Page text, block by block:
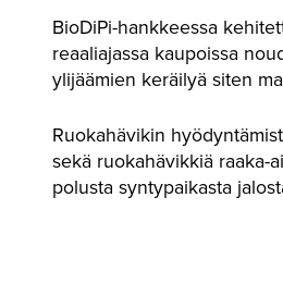
BioDiPi-hankkeessa
reaaliajassa kaupoissa
ylijäämien keräilyä siten
Ruokahävikin
sekä ruokahävikkiä raaka-
polusta syntypaikasta